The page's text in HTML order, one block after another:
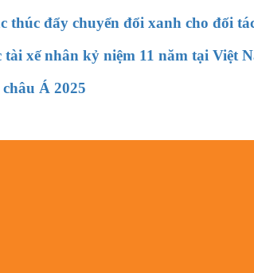
thúc đẩy chuyển đổi xanh cho đối
xế nhân kỷ niệm 11 năm tại Việt
Á 2025